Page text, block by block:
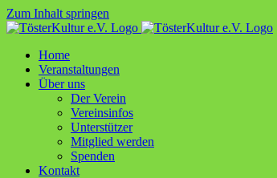
Zum Inhalt springen
Home
Ver­an­stal­tun­gen
Über uns
Der Ver­ein
Ver­ein­sin­fos
Unter­stüt­zer
Mit­glied werden
Spen­den
Kon­takt